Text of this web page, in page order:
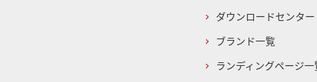
ダウンロードセンター
ブランド一覧
ランディングページ一